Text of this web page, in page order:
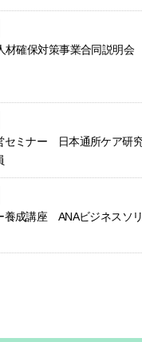
材確保対策事業合同説
セミナー 日本通所ケア研
養成講座 ANAビジネスソ